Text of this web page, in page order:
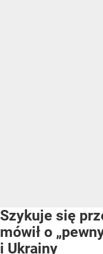
Szykuje się
mówił o
i Ukrainy